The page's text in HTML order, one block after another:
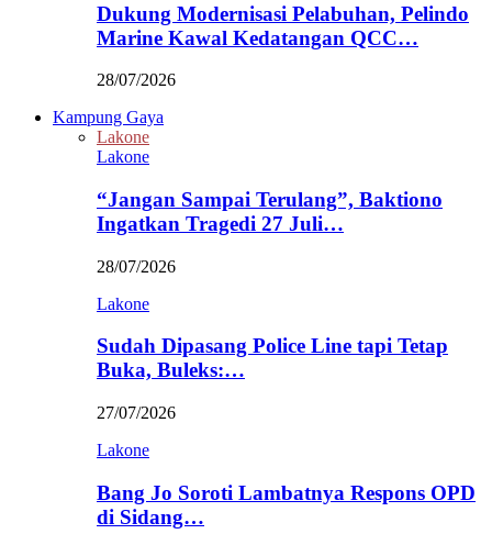
Dukung Modernisasi Pelabuhan, Pelindo
Marine Kawal Kedatangan QCC…
28/07/2026
Kampung Gaya
Lakone
Lakone
“Jangan Sampai Terulang”, Baktiono
Ingatkan Tragedi 27 Juli…
28/07/2026
Lakone
Sudah Dipasang Police Line tapi Tetap
Buka, Buleks:…
27/07/2026
Lakone
Bang Jo Soroti Lambatnya Respons OPD
di Sidang…